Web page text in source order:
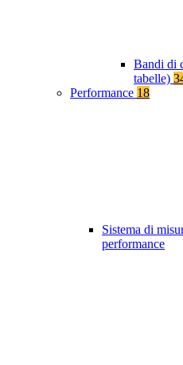
Bandi di
tabelle)
Performance 18
Sistema di
performance